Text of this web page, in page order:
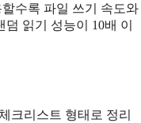
수록 파일 쓰기 속도와
읽기 성능이 10배 이
크리스트 형태로 정리